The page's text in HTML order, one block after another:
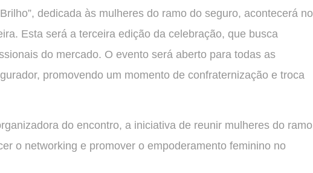
dedicada às mulheres do ramo do seguro, acontecerá no
Esta será a terceira edição da celebração, que busca
do mercado. O evento será aberto para todas as
promovendo um momento de confraternização e troca
do encontro, a iniciativa de reunir mulheres do ramo
o networking e promover o empoderamento feminino no